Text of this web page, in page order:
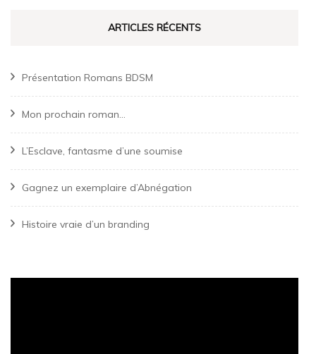
ARTICLES RÉCENTS
Présentation Romans BDSM
Mon prochain roman…
L’Esclave, fantasme d’une soumise
Gagnez un exemplaire d’Abnégation
Histoire vraie d’un branding